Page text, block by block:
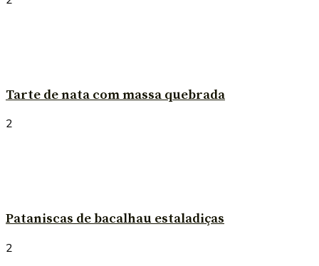
Tarte de nata com massa quebrada
2
Pataniscas de bacalhau estaladiças
2